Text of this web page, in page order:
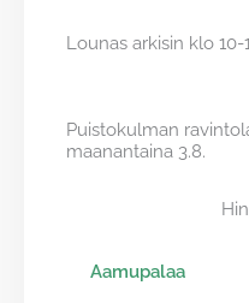
Lounas arkisin klo 10-
Puistokulman
maanantaina 3.8.
Aamupalaa